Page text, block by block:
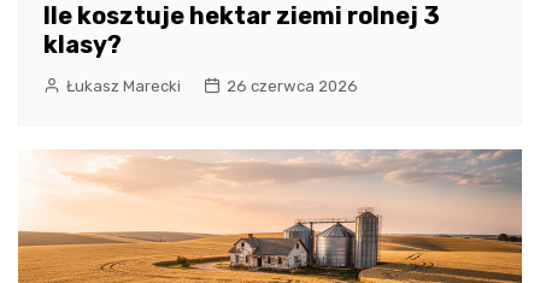
Ile kosztuje hektar ziemi rolnej 3
klasy?
Łukasz Marecki 26 czerwca 2026